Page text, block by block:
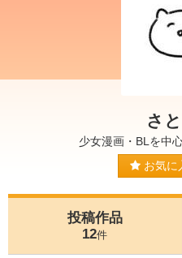
さ
少女漫画・BLを中
お気に
投稿作品
12件